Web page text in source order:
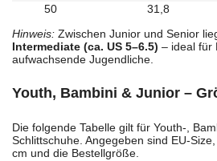
50
31,8
Hinweis: Zwischen Junior und Senior
Intermediate (ca. US 5–6.5) – ideal für
aufwachsende Jugendliche.
Youth, Bambini & Junior –
Die folgende Tabelle gilt für Youth-,
Schlittschuhe. Angegeben sind EU-
cm und die Bestellgröße.